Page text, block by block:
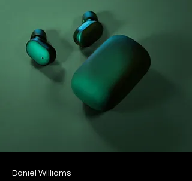
Daniel Williams